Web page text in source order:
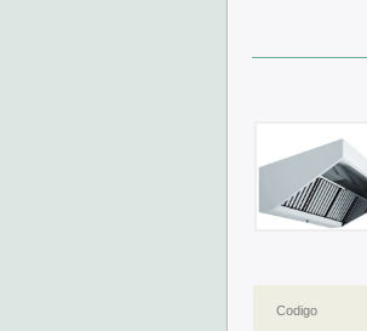
Codigo